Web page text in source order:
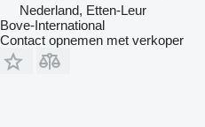
Nederland, Etten-Leur
Bove-International
Contact opnemen met verkoper